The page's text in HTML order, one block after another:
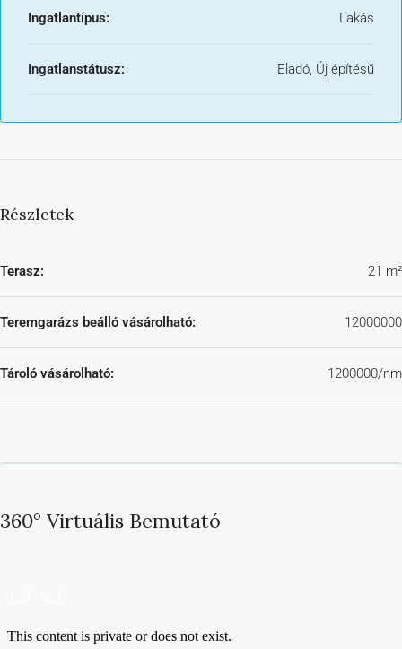
Ingatlantípus: Lakás
Ingatlanstátusz: Eladó, Új építésű
Részletek
Terasz: 21 m²
Teremgarázs beálló vásárolható: 12000000
Tároló vásárolható: 1200000/nm
360° Virtuális Bemutató